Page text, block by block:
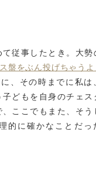
従事したとき。大勢
盤をぶん投げちゃう
、その時までに私は
どもを自身のチェス
ここでもまた、そう
的に確かなことだっ